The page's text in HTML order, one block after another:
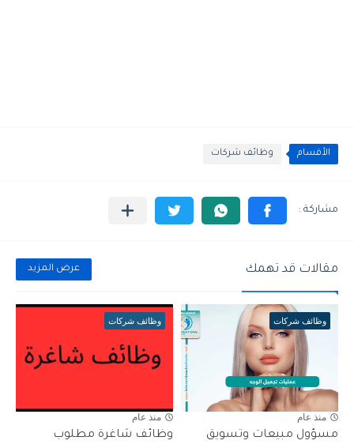
الأقسام وظائف شركات
مقالات قد تهمك عرض المزيد
وظائف شركات
منذ عام
مسؤول مبيعات وتسويق
وظائف شركات
منذ عام
وظائف شاغرة مطلوب